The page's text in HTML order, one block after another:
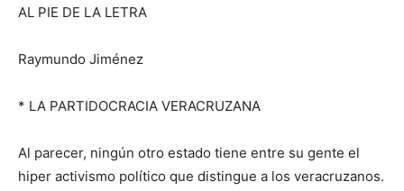
AL PIE DE LA LETRA
Raymundo Jiménez
* LA PARTIDOCRACIA VERACRUZANA
Al parecer, ningún otro estado tiene entre su gente el
hiper activismo político que distingue a los veracruzanos.